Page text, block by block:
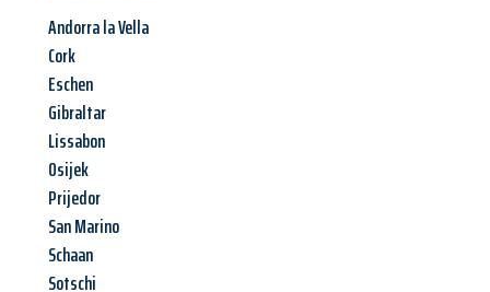
Andorra la Vella
Cork
Eschen
Gibraltar
Lissabon
Osijek
Prijedor
San Marino
Schaan
Sotschi